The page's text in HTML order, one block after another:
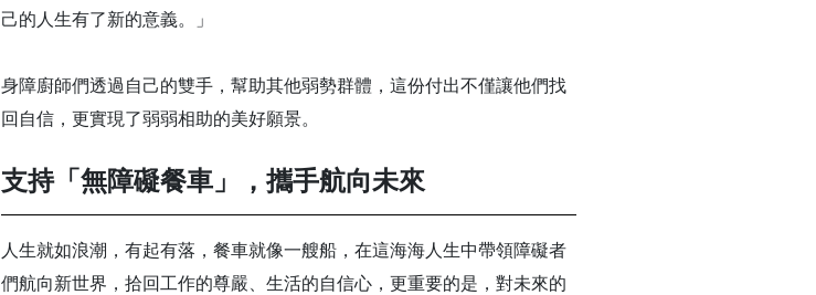
己的人生有了新的意義。」
身障廚師們透過自己的雙手，幫助其他弱勢群體，這份付出不僅讓他們找
回自信，更實現了弱弱相助的美好願景。
支持「無障礙餐車」，攜手航向未來
人生就如浪潮，有起有落，餐車就像一艘船，在這海海人生中帶領障礙者
們航向新世界，拾回工作的尊嚴、生活的自信心，更重要的是，對未來的